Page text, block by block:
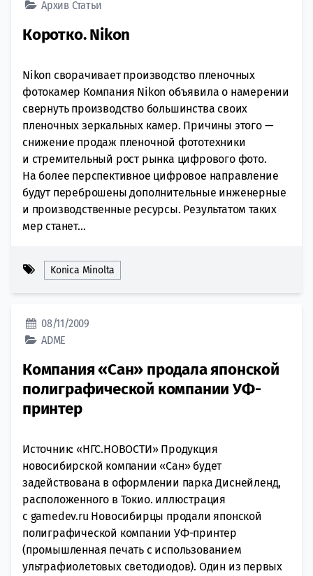
Архив Статьи
Коротко. Nikon
Nikon сворачивает производство пленочных
фотокамер Компания Nikon объявила о намерении
свернуть производство большинства своих
пленочных зеркальных камер. Причины этого —
снижение продаж пленочной фототехники
и стремительный рост рынка цифрового фото.
На более перспективное цифровое направление
будут переброшены дополнительные инженерные
и производственные ресурсы. Результатом таких
мер станет...
Konica Minolta
08/11/2009
ADME
Компания «Сан» продала японской
полиграфической компании УФ-
принтер
Источник: «НГС.НОВОСТИ» Продукция
новосибирской компании «Сан» будет
задействована в оформлении парка Диснейленд,
расположенного в Токио. иллюстрация
с gamedev.ru Новосибирцы продали японской
полиграфической компании УФ-принтер
(промышленная печать с использованием
ультрафиолетовых светодиодов). Один из первых